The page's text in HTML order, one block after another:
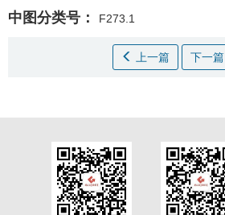
中图分类号： F273.1
上一篇 下一篇